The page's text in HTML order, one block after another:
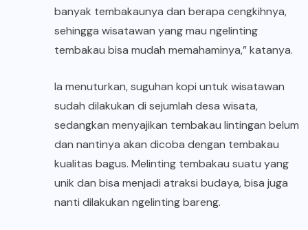
banyak tembakaunya dan berapa cengkihnya,
sehingga wisatawan yang mau ngelinting
tembakau bisa mudah memahaminya,” katanya.
Ia menuturkan, suguhan kopi untuk wisatawan
sudah dilakukan di sejumlah desa wisata,
sedangkan menyajikan tembakau lintingan belum
dan nantinya akan dicoba dengan tembakau
kualitas bagus. Melinting tembakau suatu yang
unik dan bisa menjadi atraksi budaya, bisa juga
nanti dilakukan ngelinting bareng.